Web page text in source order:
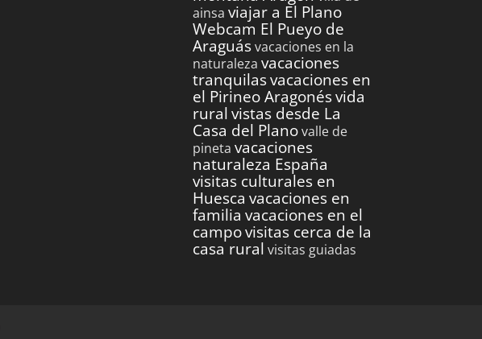
ainsa viajar a El Plano
Webcam El Pueyo de
Araguásvacaciones en la
naturaleza vacaciones
tranquilasvacaciones en
el Pirineo Aragonésvida
rural vistas desde La
Casa del Planovalle de
pineta vacaciones
naturaleza España
visitas culturales en
Huesca vacaciones en
familia vacaciones en el
campovisitas cerca de la
casa rural visitas guiadas